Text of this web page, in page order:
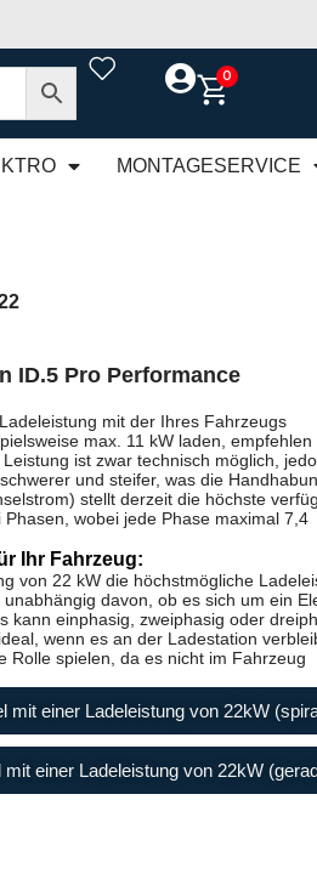
0
MONTAGESERVICE
ID.5 Pro Performance
mit der Ihres Fahrzeugs
max. 11 kW laden, empfehlen
ist zwar technisch möglich,
und steifer, was die
stellt derzeit die höchste
wobei jede Phase maximal 7,4
Ihr Fahrzeug:
von 22 kW die höchstmögliche
davon, ob es sich um ein
kann einphasig, zweiphasig oder
wenn es an der Ladestation
Rolle spielen, da es nicht im Fahrzeug
mit einer Ladeleistung von 22kW
einer Ladeleistung von 22kW